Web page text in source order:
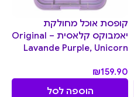
קופסת אוכל מחולקת
יאמבוקס קלאסית Original –
Lavande Purple, Unicorn
₪159.90
הוספה לסל